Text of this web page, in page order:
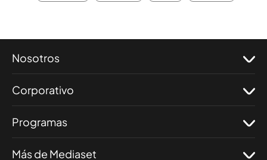
Nosotros
Corporativo
Programas
Más de Mediaset